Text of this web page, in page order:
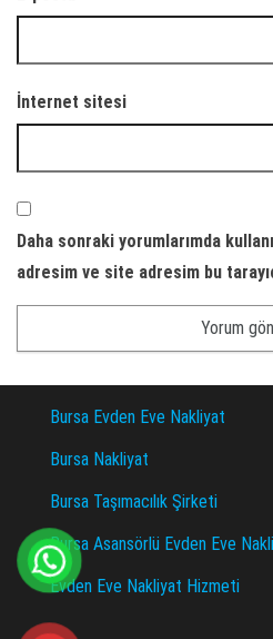
İnternet sitesi
Daha sonraki yorumlarımda
adresim ve site adresim bu
Bursa Evden Eve Nakliyat
Bursa Nakliyat
Bursa Taşımacılık Şirketi
Bursa Asansörlü Evden Eve
Evden Eve Nakliyat Hizmeti